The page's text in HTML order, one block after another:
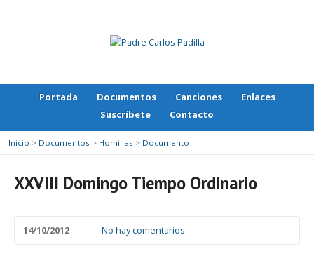
Portada Documentos Canciones
Enlaces
Suscríbete
Contacto
Inicio > Documentos > Homilias > Documento
XXVIII Domingo Tiempo Ordinario
14/10/2012 No hay comentarios